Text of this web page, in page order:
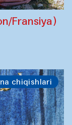
Fransiya)
chiqishlari